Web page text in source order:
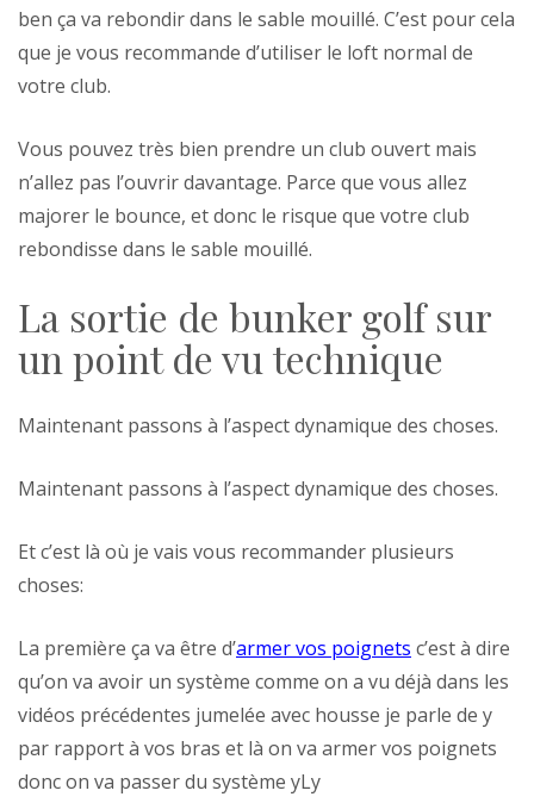
ben ça va rebondir dans le sable mouillé. C’est pour cela
que je vous recommande d’utiliser le loft normal de
votre club.
Vous pouvez très bien prendre un club ouvert mais
n’allez pas l’ouvrir davantage. Parce que vous allez
majorer le bounce, et donc le risque que votre club
rebondisse dans le sable mouillé.
La sortie de bunker golf sur
un point de vu technique
Maintenant passons à l’aspect dynamique des choses.
Maintenant passons à l’aspect dynamique des choses.
Et c’est là où je vais vous recommander plusieurs
choses:
La première ça va être d’armer vos poignets c’est à dire
qu’on va avoir un système comme on a vu déjà dans les
vidéos précédentes jumelée avec housse je parle de y
par rapport à vos bras et là on va armer vos poignets
donc on va passer du système yLy